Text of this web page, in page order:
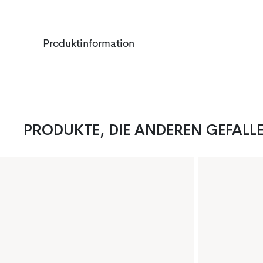
Produktinformation
PRODUKTE, DIE ANDEREN